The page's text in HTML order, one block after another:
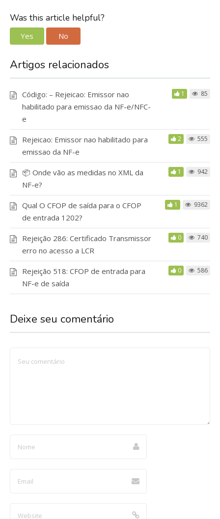
Was this article helpful?
Yes No
Artigos relacionados
Código: – Rejeicao: Emissor nao
habilitado para emissao da NF-e/NFC-
e
1 85
Rejeicao: Emissor nao habilitado para
emissao da NF-e
2 555
📦 Onde vão as medidas no XML da
NF-e?
1 942
Qual O CFOP de saída para o CFOP
de entrada 1202?
1 9362
Rejeição 286: Certificado Transmissor
erro no acesso a LCR
0 740
Rejeição 518: CFOP de entrada para
NF-e de saída
0 586
Deixe seu comentário